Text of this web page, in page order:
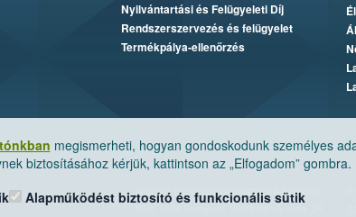
megismerheti, hogyan gondoskodunk személyes
biztosításához kérjük, kattintson az „Elfogadom” gombra.
Alapműködést biztosító és funkcionális sütik
Nyilvántartási és Felügyeleti Díj
Rendszerszervezés és felügyelet
Termékpálya-ellenőrzés
Nemzeti Élelmiszerlánc-biztonsági Hivatal